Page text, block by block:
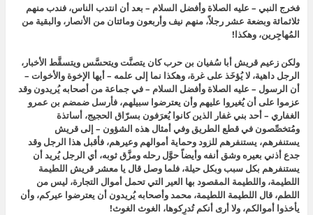
فخرج النبي – عليه الصلاة وأفضل السلام – بعد أن انتدب الناس، فندب منهم
ثلاثمائة وبضعة عشر رجلاً، منهم نيف وأربعون ومائتان من الأنصار، والبقية من
المُهاجِرين، وهكذا!
ولكن زعيم قريش أبا سُفيان بن حرب كان يتصنَّت ويتحسَّس ويتسقَّط الأخبار،
الرجل داهية، لا يُؤخَذ على غرة، وهكذا نما إلى علمه – أيها الإخوة والأخوات –
أن الرسول – عليه الصلاة وأفضل السلام – في جماعة من أصحابه يُريدون وقد
عزموا على أن يُغيروا عليهم وأن يعترضوا سبيلهم، فأرسل ضمضم بن عمرو
الغفاري – أحد بني غفار الذين كانوا يُعرَفون بسرّاق الحجيج، أساتذة
ومُتخصِّصون في قطع الطريق وفي أمثال هذه الشؤون – إلى قريش
يستنفرهم، يستنفرهم للزود وحماية أموالهم وعيرهم، فأقبل هذا الرجل وقد
جدع أذني بعيره وشق أنفه وأيضاً حوَّل رحله ومزَّق ثوبه، أي الرجل يُريد أن
يستنفرهم بكل سبب وبكل حيلة، فلما وصل قال يا معشر قريش اللطيمة
اللطيمة، واللطيمة المقصود بها العير التي تحمل أموال التجارة، ليس من
اللطم، قال اللطيمة اللطيمة، محمد وأصحابه يُريدون أن يعترضوا عيركم، وأن
يأخذوا أموالكم، ولا أرى أنكم تُدرِكوها، الغوث الغوث!